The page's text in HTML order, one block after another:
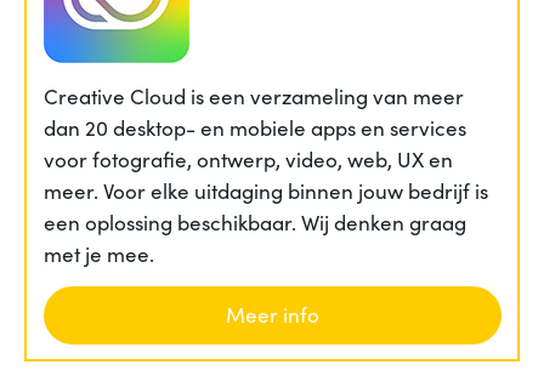
Creative Cloud is een verzameling van meer
dan 20 desktop- en mobiele apps en services
voor fotografie, ontwerp, video, web, UX en
meer. Voor elke uitdaging binnen jouw bedrijf is
een oplossing beschikbaar. Wij denken graag
met je mee.
Meer info